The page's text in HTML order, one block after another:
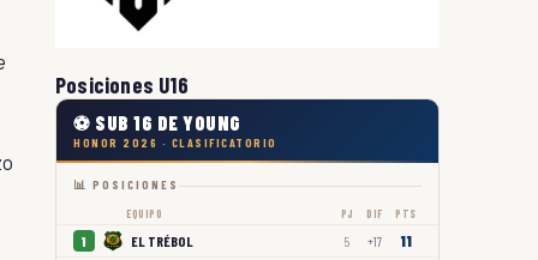
Posiciones U16
⚽ SUB 16 DE YOUNG
HONOR 2026 · CLASIFICATORIO
📊 POSICIONES
EQUIPO PJ DIF PTS
1 EL TRÉBOL 5 +17 11